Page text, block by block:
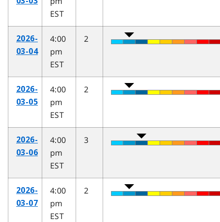
EST
2026-
03-04
4:00
pm
EST
2
2026-
03-05
4:00
pm
EST
2
2026-
03-06
4:00
pm
EST
3
2026-
03-07
4:00
pm
EST
2